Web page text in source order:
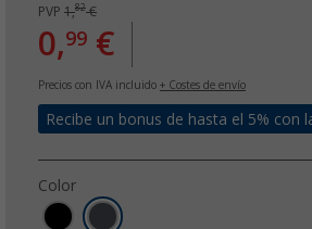
PVP 1,82€
0,99 €
Precios con IVA incluido + Costes de envío
Recibe un bonus de hasta el 5% con
Color